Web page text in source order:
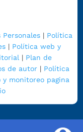
| Política
| Política web y
| Plan de
de autor| Política
y monitoreo pagina